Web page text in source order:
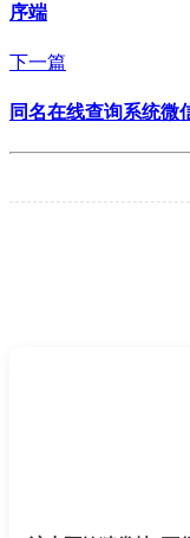
序端
下一篇
同名在线查询系统微